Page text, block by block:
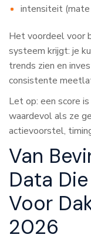
intensiteit (mate
Het voordeel voor
systeem krijgt: je
trends zien en
consistente
Let op: een score
waardevol als ze
actievoorstel,
Van
Data
Voor
2026